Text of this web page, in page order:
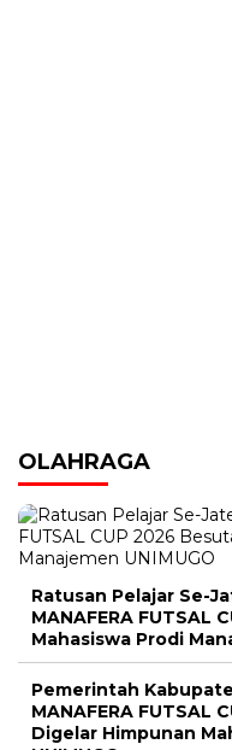
OLAHRAGA
Ratusan Pelajar Se-
MANAFERA FUTSAL
Mahasiswa Prodi
Pemerintah
MANAFERA FUTSAL
Digelar Himpunan